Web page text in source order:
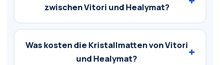
zwischen Vitori und Healymat?
Was kosten die Kristallmatten von Vitori
und Healymat?